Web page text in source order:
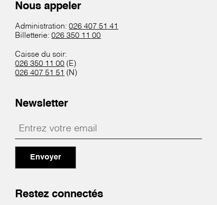
Nous appeler
Administration:026 407 51 41
Billetterie:026 350 11 00
Caisse du soir:
026 350 11 00 (E)
026 407 51 51 (N)
Newsletter
Envoyer
Restez connectés